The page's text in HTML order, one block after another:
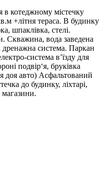
в котеджному містечку
+літня тераса. В будинку
шпаклівка, стелі.
Скважина, вода заведена
дренажна система. Паркан
система в’їзду для
подвір‘я, бруківка
доя авто) Асфальтований
до будинку, ліхтарі,